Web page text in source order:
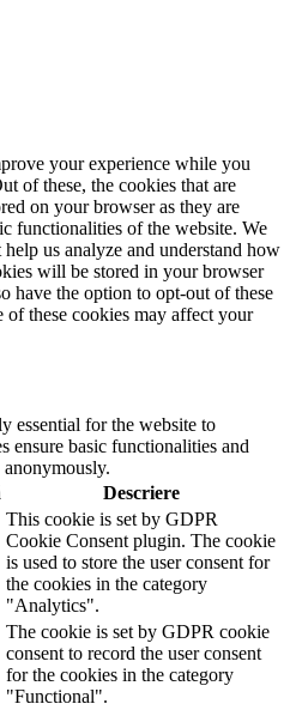
your experience while you
of these, the cookies that are
on your browser as they are
functionalities of the website. We
us analyze and understand how
will be stored in your browser
have the option to opt-out of these
these cookies may affect your
essential for the website to
ensure basic functionalities and
Descriere
This cookie is set by GDPR
Cookie Consent plugin. The cookie
is used to store the user consent for
the cookies in the category
"Analytics".
The cookie is set by GDPR cookie
consent to record the user consent
for the cookies in the category
"Functional".